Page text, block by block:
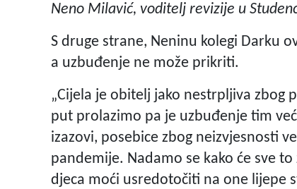
Neno Milavić, voditelj revizije u
S druge strane, Neninu kolegi Darku
a uzbuđenje ne može prikriti.
„Cijela je obitelj jako nestrpljiva zbog
put prolazimo pa je uzbuđenje tim
izazovi, posebice zbog neizvjesnosti
pandemije. Nadamo se kako će sve
djeca moći usredotočiti na one lijepe